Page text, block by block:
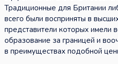
Традиционные для Британии
всего были восприняты в
представители которых имели
образование за границей и
в преимуществах подобной